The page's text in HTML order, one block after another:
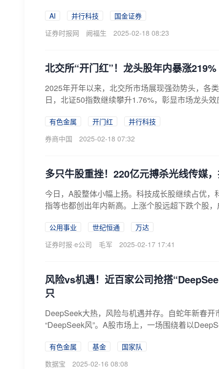
AI 并行科技
国金证券
证券时报网
阙福生 2025-02-18 08:23
北交所“开门红”！龙头股年内暴涨219%
2025年开年以来，北交所市场展现强劲势头，各
日，北证50指数继续攀升1.76%，彰显市场龙头
有色金属 开门红
并行科技
券商中国
2025-02-18 07:32
多只牛股重挫！220亿元搏杀光线传媒
今日，A股整体小幅上扬。科技成长股继续占优
指等也都创出年内新高。上涨个股远超下跌个股
公用事业 世纪恒通
万达
证券时报·e公司
毛军 2025-02-17 17:41
风险vs机遇！近百家公司抢搭
只
DeepSeek大热，风险与机遇并存。自蛇年新春开
“DeepSeek风”。A股市场上，一场围绕着以
有色金属 基金
国家队
数据宝
2025-02-16 08:08